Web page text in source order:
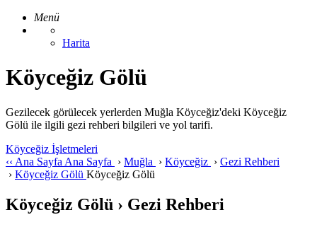
Menü
Harita
Köyceğiz Gölü
Gezilecek görülecek yerlerden Muğla Köyceğiz'deki Köyceğiz
Gölü ile ilgili gezi rehberi bilgileri ve yol tarifi.
Köyceğiz İşletmeleri
‹‹ Ana Sayfa Ana Sayfa › Muğla › Köyceğiz › Gezi Rehberi
› Köyceğiz Gölü Köyceğiz Gölü
Köyceğiz Gölü › Gezi Rehberi